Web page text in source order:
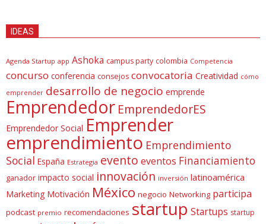
IDEAS
Agenda Startup app Ashoka campus party colombia Competencia
concurso conferencia consejos convocatoria Creatividad cómo
emprender desarrollo de negocio emprende
Emprendedor EmprendedorES
Emprendedor Social Emprender
emprendimiento Emprendimiento
Social España Estrategia evento eventos Financiamiento
ganador impacto social innovación inversión latinoamérica
Marketing Motivación México negocio Networking participa
podcast premio recomendaciones startup Startups startup